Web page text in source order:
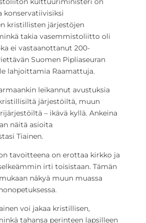
konservatiivisiksi
kristillisten järjestöjen
takia vasemmistoliitto oli
ei vastaanottanut 200-
Suomen Pipliaseuran
lahjoittamia Raamattuja.
leikannut avustuksia
järjestöiltä, muun
– ikävä kyllä. Ankeina
näitä asioita
Tiainen.
tavoitteena on erottaa kirkko ja
irti toisistaan. Tämän
näkyä muun muassa
voi jakaa kristillisen,
tahansa perinteen lapsilleen